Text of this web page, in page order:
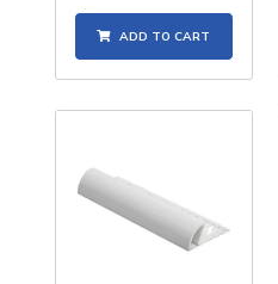
ADD TO CART